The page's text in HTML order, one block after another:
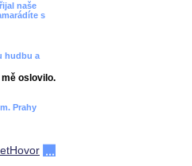
naše
s
hudbu a
oslovilo.
Prahy